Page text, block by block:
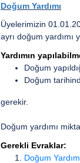
Doğum Yardımı
Üyelerimizin
ayrı doğum yardımı
Yardımın
Doğum
Doğum
gerekir.
Doğum yardımı
Gerekli Evraklar:
Doğum